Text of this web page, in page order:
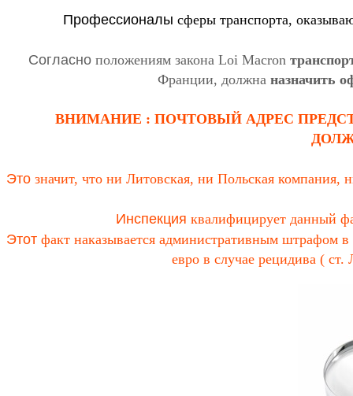
Профессионалы сферы транспорта,
Согласноположениям закона Loi Macron
Франции, должна назначить
ВНИМАНИЕ : ПОЧТОВЫЙ АДРЕС
Этозначит, что ни Литовская, ни Польская компания,
Инспекция квалифицирует данный
Этот факт наказывается административным штрафом в
евро в случае рецидива (